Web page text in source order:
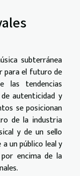
subterránea
para el futuro de
las tendencias
autenticidad y
se posicionan
de la industria
y de un sello
un público leal y
encima de la